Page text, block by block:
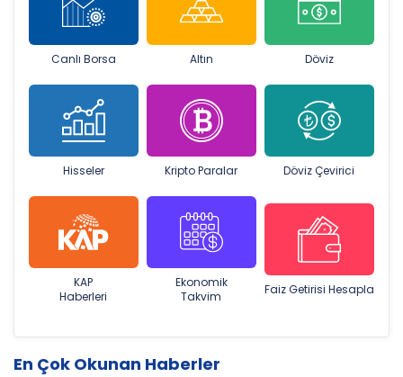
Canlı Borsa Altın Döviz
Hisseler Kripto Paralar Döviz Çevirici
KAP
Haberleri
Ekonomik
Takvim
Faiz Getirisi Hesapla
En Çok Okunan Haberler